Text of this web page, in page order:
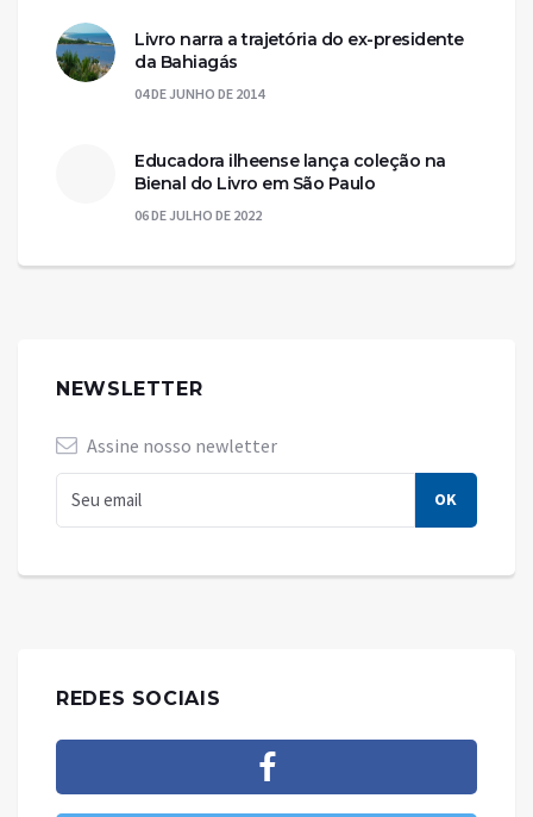
Livro narra a trajetória do ex-presidente
da Bahiagás
04 DE JUNHO DE 2014
Educadora ilheense lança coleção na
Bienal do Livro em São Paulo
06 DE JULHO DE 2022
NEWSLETTER
Assine nosso newletter
REDES SOCIAIS